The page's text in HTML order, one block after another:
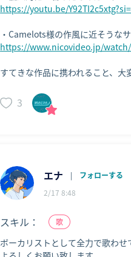
https://youtu.be/
https://www.nicovideo.jp/
すてきな作品に携われること、
3
エナ |
フォローする
2/17 8:48
スキル： 歌
ボーカリストとして全力で歌わせ